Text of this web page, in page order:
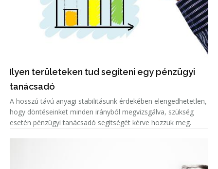
Ilyen területeken tud segíteni egy pénzügyi
tanácsadó
A hosszú távú anyagi stabilitásunk érdekében elengedhetetlen,
hogy döntéseinket minden irányból megvizsgálva, szükség
esetén pénzügyi tanácsadó segítségét kérve hozzuk meg.